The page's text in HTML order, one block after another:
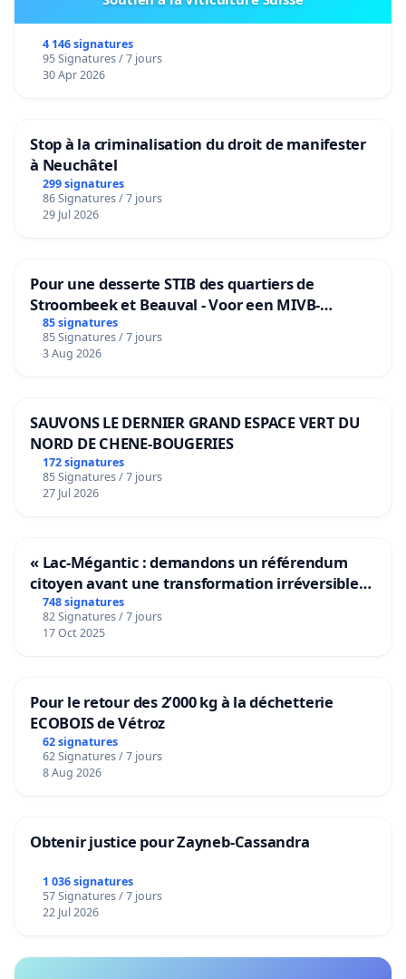
4 146 signatures
95 Signatures / 7 jours
30 Apr 2026
Stop à la criminalisation du droit de manifester
à Neuchâtel
299 signatures
86 Signatures / 7 jours
29 Jul 2026
Pour une desserte STIB des quartiers de
Stroombeek et Beauval - Voor een MIVB-
bediening van de wijken Strombeek en Het
Voor
85 signatures
85 Signatures / 7 jours
3 Aug 2026
SAUVONS LE DERNIER GRAND ESPACE VERT DU
NORD DE CHENE-BOUGERIES
172 signatures
85 Signatures / 7 jours
27 Jul 2026
« Lac-Mégantic : demandons un référendum
citoyen avant une transformation irréversible
de notre territoire »
748 signatures
82 Signatures / 7 jours
17 Oct 2025
Pour le retour des 2’000 kg à la déchetterie
ECOBOIS de Vétroz
62 signatures
62 Signatures / 7 jours
8 Aug 2026
Obtenir justice pour Zayneb-Cassandra
1 036 signatures
57 Signatures / 7 jours
22 Jul 2026